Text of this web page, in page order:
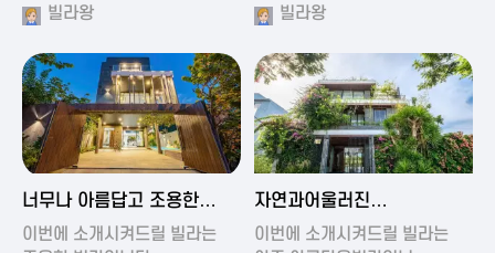
빌라왕
빌라왕
2024-11-19 01:47
너무나 아름답고 조용한
풀빌라
이번에 소개시켜드릴 빌라는
2024-11-19 01:17
자연과어울러진
아름다운풀빌라
이번에 소개시켜드릴 빌라는